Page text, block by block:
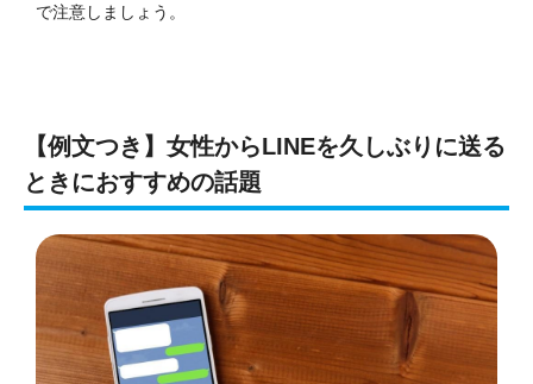
で注意しましょう。
【例文つき】女性からLINEを久しぶりに送る
ときにおすすめの話題